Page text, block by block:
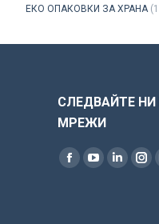
ЕКО ОПАКОВКИ ЗА ХРАНА
СЛЕДВАЙТЕ
МРЕЖИ
Find us on:
FacebookYouTubeLinkedin